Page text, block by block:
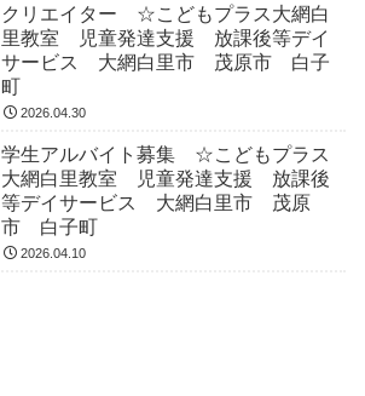
クリエイター ☆こどもプラス大網白
里教室 児童発達支援 放課後等デイ
サービス 大網白里市 茂原市 白子
町
2026.04.30
学生アルバイト募集 ☆こどもプラス
大網白里教室 児童発達支援 放課後
等デイサービス 大網白里市 茂原
市 白子町
2026.04.10